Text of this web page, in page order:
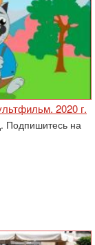
2020 г.
Подпишитесь на